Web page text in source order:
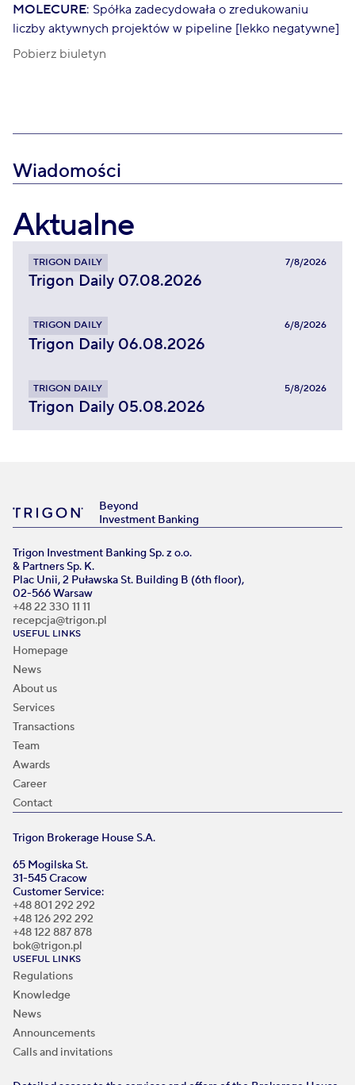
MOLECURE: Spółka zadecydowała o zredukowaniu
liczby aktywnych projektów w pipeline [lekko negatywne]
Pobierz biuletyn
Wiadomości
Aktualne
TRIGON DAILY 7/8/2026
Trigon Daily 07.08.2026
TRIGON DAILY 6/8/2026
Trigon Daily 06.08.2026
TRIGON DAILY 5/8/2026
Trigon Daily 05.08.2026
Beyond
Investment Banking
Trigon Investment Banking Sp. z o.o.
& Partners Sp. K.
Plac Unii, 2 Puławska St. Building B (6th floor),
02-566 Warsaw
+48 22 330 11 11
recepcja@trigon.pl
USEFUL LINKS
Homepage
News
About us
Services
Transactions
Team
Awards
Career
Contact
Trigon Brokerage House S.A.
65 Mogilska St.
31-545 Cracow
Customer Service:
+48 801 292 292
+48 126 292 292
+48 122 887 878
bok@trigon.pl
USEFUL LINKS
Regulations
Knowledge
News
Announcements
Calls and invitations